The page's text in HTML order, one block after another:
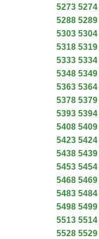
5273 5274
5288 5289
5303 5304
5318 5319
5333 5334
5348 5349
5363 5364
5378 5379
5393 5394
5408 5409
5423 5424
5438 5439
5453 5454
5468 5469
5483 5484
5498 5499
5513 5514
5528 5529